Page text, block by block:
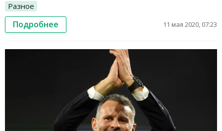
Разное
Подробнее 11 мая 2020, 07:23